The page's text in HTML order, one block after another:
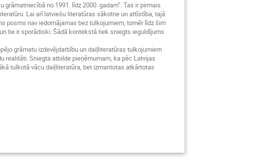
no 1991. līdz 2000. gadam”. Tas ir pirmais
Lai arī latviešu literatūras sākotne un attīstība, tajā
posms nav iedomājamas bez tulkojumiem, tomēr līdz šim
tie ir sporādiski. Šādā kontekstā tiek sniegts ieguldījums
grāmatu izdevējdarbību un daiļliteratūras tulkojumiem
realitāti. Sniegta atbilde pieņēmumam, ka pēc Latvijas
tulkotā vācu daiļliteratūra, bet izmantotas atkārtotas